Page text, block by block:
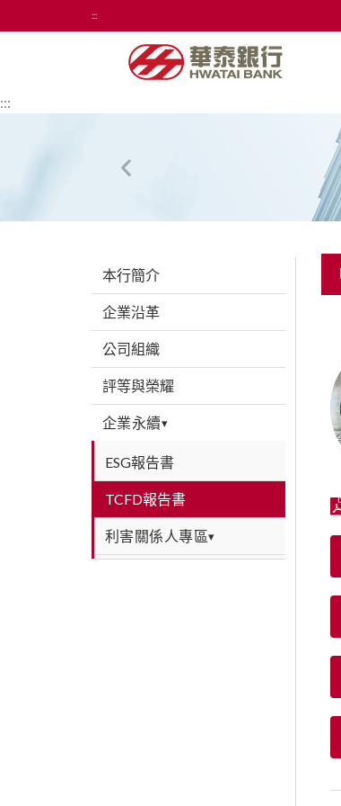
:::
:::
本行簡介
企業沿革
公司組織
評等與榮耀
企業永續▾
ESG報告書
TCFD報告書
利害關係人專區▾